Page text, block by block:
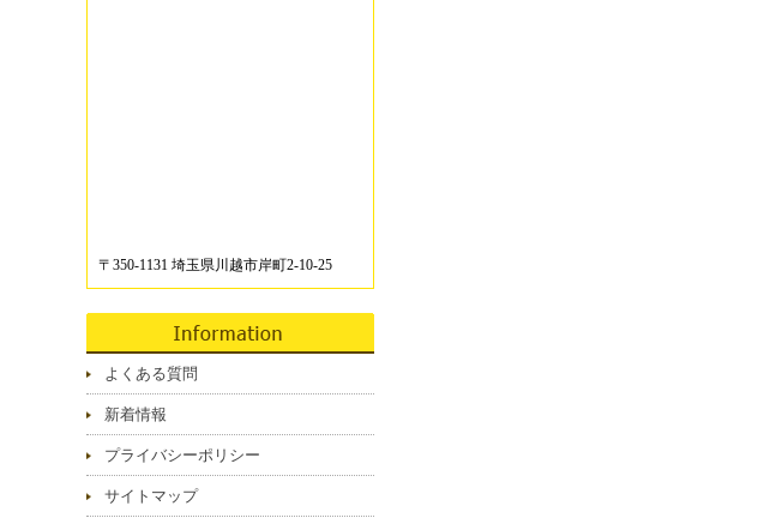
〒350-1131 埼玉県川越市岸町2-10-25
よくある質問
新着情報
プライバシーポリシー
サイトマップ